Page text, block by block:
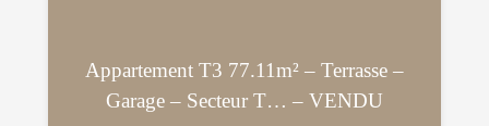
Appartement T3 77.11m² – Terrasse –
Garage – Secteur T… – VENDU